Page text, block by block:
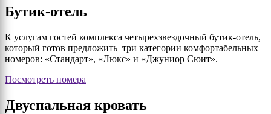
Бутик-отель
К услугам гостей комплекса четырехзвездочный бутик-отель,
который готов предложить три категории комфортабельных
номеров: «Стандарт», «Люкс» и «Джуниор Сюит».
Посмотреть номера
Двуспальная кровать